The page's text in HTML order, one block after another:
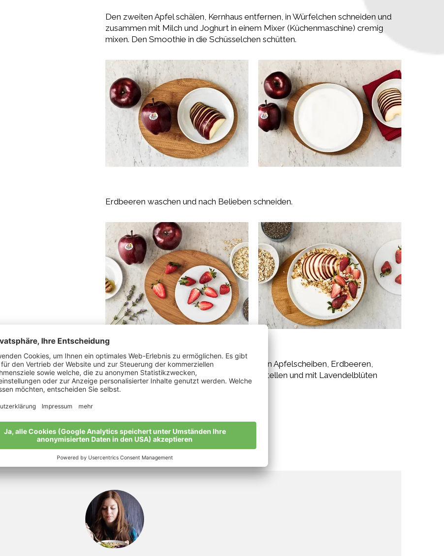
Den zweiten Apfel schälen, Kernhaus entfernen, in Würfelchen schneiden und
zusammen mit Milch und Joghurt in einem Mixer (Küchenmaschine) cremig
mixen. Den Smoothie in die Schüsselchen schütten.
Erdbeeren waschen und nach Belieben schneiden.
Den Smoothie mit den vorher geschnittenen Apfelscheiben, Erdbeeren,
Haferflocken, Chiasamen und Honig fertigstellen und mit Lavendelblüten
verzieren.